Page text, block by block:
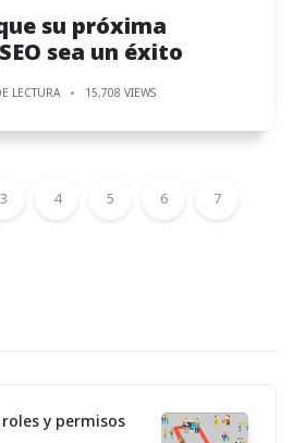
su próxima
sea un éxito
LECTURA 15,708 VIEWS
3 4 5 6 7
y permisos